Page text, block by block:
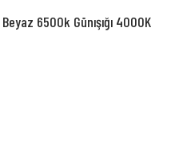
6500k Günışığı 4000K